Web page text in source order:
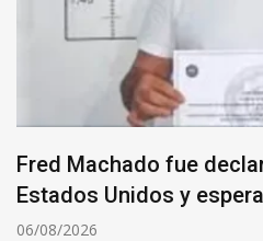
Fred Machado fue
Estados Unidos y
06/08/2026